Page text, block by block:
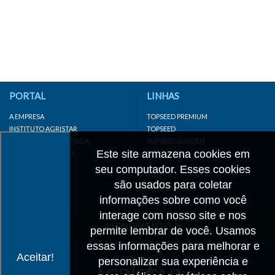
Aceitar!
Este site armazena cookies em
seu computador. Esses cookies
são usados para coletar
informações sobre como você
interage com nosso site e nos
permite lembrar de você. Usamos
essas informações para melhorar e
personalizar sua experiência e
PORTAL
A EMPRESA
INSTITUTO AGRISTAR
DISTRIBUIDOR/REVENDA
LINKS IMPORTANTES
LINHAS
TOPSEED PREMIUM
TOPSEED
TOPSEED GARDEN
SUPERSEED
ATENDIMENTO